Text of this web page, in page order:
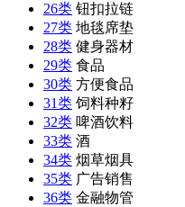
26类 钮扣拉链
27类 地毯席垫
28类 健身器材
29类 食品
30类 方便食品
31类 饲料种籽
32类 啤酒饮料
33类 酒
34类 烟草烟具
35类 广告销售
36类 金融物管